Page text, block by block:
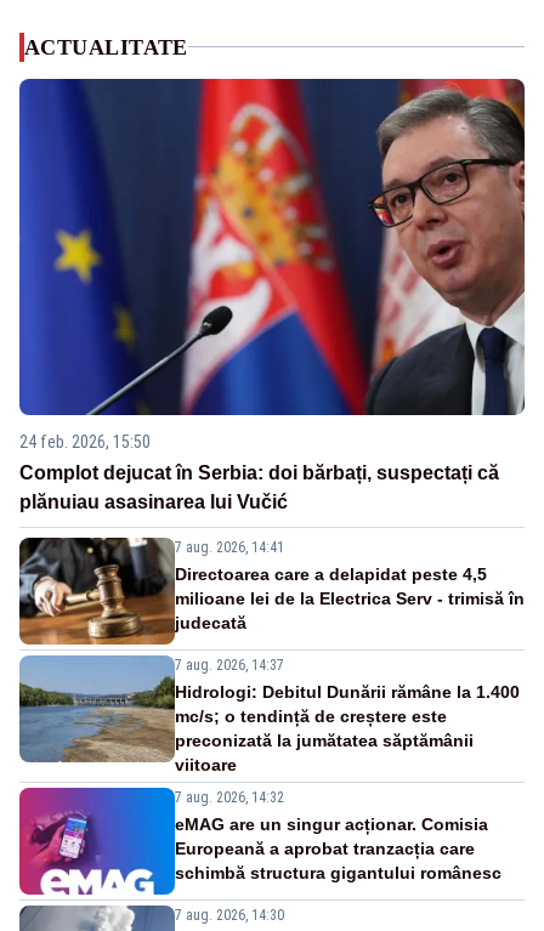
ACTUALITATE
24 feb. 2026, 15:50
Complot dejucat în Serbia: doi bărbați, suspectați că
plănuiau asasinarea lui Vučić
7 aug. 2026, 14:41
Directoarea care a delapidat peste 4,5
milioane lei de la Electrica Serv - trimisă în
judecată
7 aug. 2026, 14:37
Hidrologi: Debitul Dunării rămâne la 1.400
mc/s; o tendință de creștere este
preconizată la jumătatea săptămânii
viitoare
7 aug. 2026, 14:32
eMAG are un singur acționar. Comisia
Europeană a aprobat tranzacția care
schimbă structura gigantului românesc
7 aug. 2026, 14:30